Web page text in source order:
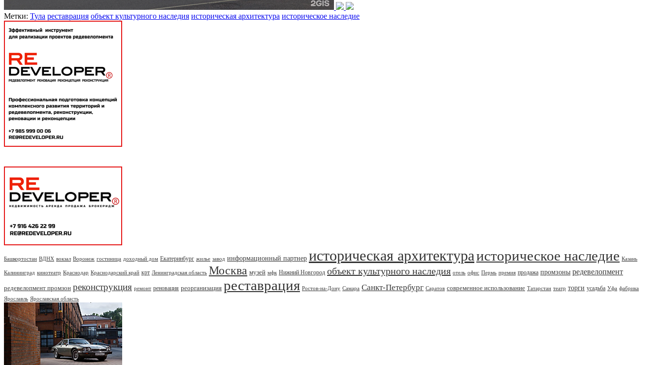
Метки: Тула реставрация объект культурного наследия историческая архитектура историческое наследие
Башкортостан ВДНХ вокзал Воронеж гостиница доходный дом Екатеринбург жилье завод информационный партнер историческая архитектураисторическое наследие Казань
Калининград кинотеатр Краснодар Краснодарский край крт Ленинградская область Москва музей мфк Нижний Новгород объект культурного наследия отель офис Пермь премия продажа промзоны редевелопмент
редевелопмент промзон реконструкция ремонт реновация реорганизация реставрация Ростов-на-Дону Самара Санкт-Петербург Саратов современное использование Татарстан театр торги усадьба Уфа фабрика
Ярославль Ярославская область